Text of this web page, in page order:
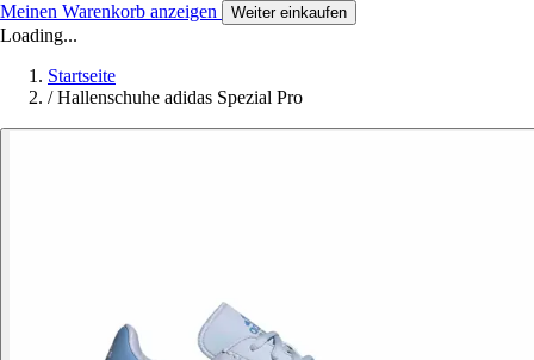
Meinen Warenkorb anzeigen Weiter einkaufen
Loading...
Startseite
/ Hallenschuhe adidas Spezial Pro